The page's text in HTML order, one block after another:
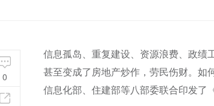
信息孤岛、重复建设、资源浪费、政绩
甚至变成了房地产炒作，劳民伤财。如
信息化部、住建部等八部委联合印发了
0